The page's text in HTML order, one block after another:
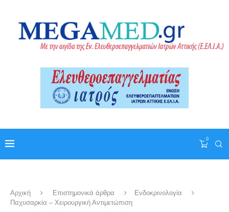
0
Αρχική Επιστημονικά άρθρα
Ενδοκρινολογία
Παχυσαρκία – Χειρουργική Αντιμετώπιση